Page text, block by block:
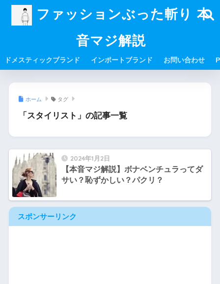
ファッションぶった斬り 本
音マジ解説
ドメスティックブランド インポートブランド お問い合わせ
ホーム タグ
「スタイリスト」の記事一覧
2024年1月2日
【本音マジ解説】ボナベンチュラってダ
サい？恥ずかしい？パクリ？
スポンサーリンク